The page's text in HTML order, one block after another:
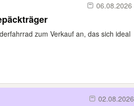
06.08.2026
zum Verkauf an, das sich ideal
02.08.2026